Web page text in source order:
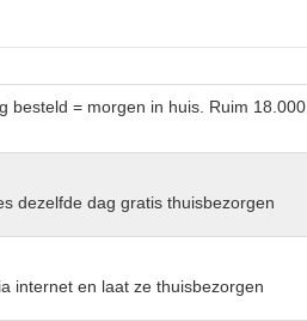
besteld = morgen in huis. Ruim 18.000
dezelfde dag gratis thuisbezorgen
internet en laat ze thuisbezorgen